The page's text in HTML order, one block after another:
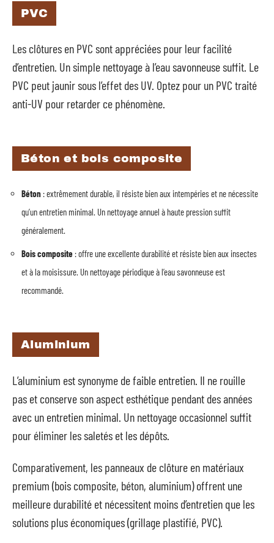
PVC
Les clôtures en PVC sont appréciées pour leur facilité
d’entretien. Un simple nettoyage à l’eau savonneuse suffit. Le
PVC peut jaunir sous l’effet des UV. Optez pour un PVC traité
anti-UV pour retarder ce phénomène.
Béton et bois composite
Béton : extrêmement durable, il résiste bien aux intempéries et ne nécessite
qu’un entretien minimal. Un nettoyage annuel à haute pression suffit
généralement.
Bois composite : offre une excellente durabilité et résiste bien aux insectes
et à la moisissure. Un nettoyage périodique à l’eau savonneuse est
recommandé.
Aluminium
L’aluminium est synonyme de faible entretien. Il ne rouille
pas et conserve son aspect esthétique pendant des années
avec un entretien minimal. Un nettoyage occasionnel suffit
pour éliminer les saletés et les dépôts.
Comparativement, les panneaux de clôture en matériaux
premium (bois composite, béton, aluminium) offrent une
meilleure durabilité et nécessitent moins d’entretien que les
solutions plus économiques (grillage plastifié, PVC).